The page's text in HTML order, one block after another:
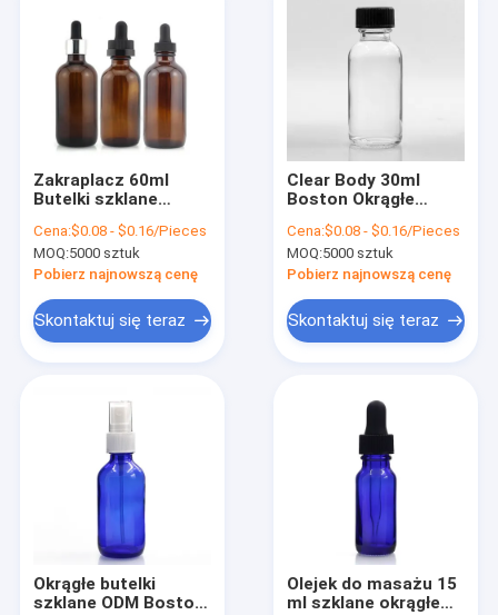
Produkty
O nas
Wycieczka po fabryce
Kontrola jakości
Zakraplacz 60ml
Butelki szklane
do olejku do masażu
Cena:$0.08 - $0.16/Pieces
MOQ:5000 sztuk
Pobierz najnowszą cenę
Skontaktuj się teraz
Clear Body 30ml
Boston Okrągłe
Dostosowana
obsługa powierzchni
Cena:$0.08 - $0.16/Pieces
MOQ:5000 sztuk
Pobierz najnowszą cenę
Skontaktuj się teraz
Okrągłe butelki
szklane ODM Boston
Olejek do masażu 15
ml szklane okrągłe